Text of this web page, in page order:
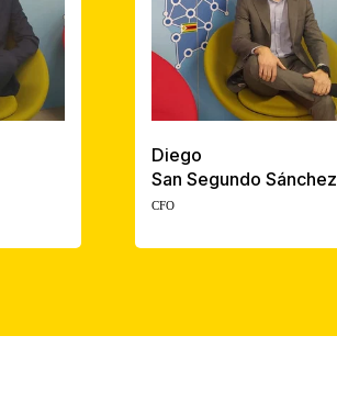
Diego
San Segundo Sánchez
CFO